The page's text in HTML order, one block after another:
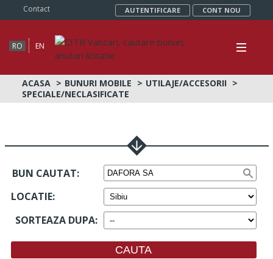
Contact AUTENTIFICARE CONT NOU
RO EN
ACASA BUNURI MOBILE
UTILAJE/ACCESORII
SPECIALE/NECLASIFICATE
BUN CAUTAT:
LOCATIE:
SORTEAZA DUPA: